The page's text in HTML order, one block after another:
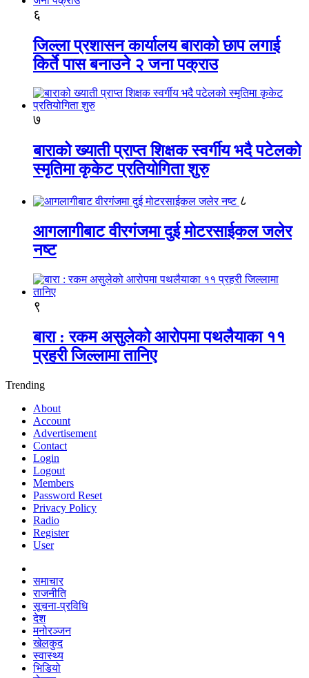
६
जिल्ला प्रशासन कार्यालय बाराको छाप लगाई
किर्ते पास बनाउने २ जना पक्राउ
७
बाराको ख्याती प्राप्त शिक्षक स्वर्गीय भदै पटेलको
स्मृतिमा कृकेट प्रतियोगिता शुरु
८
आगलागीबाट वीरगंजमा दुई मोटरसाईकल जलेर
नष्ट
९
बारा : रकम असुलेको आरोपमा पथलैयाका ११
प्रहरी जिल्लामा तानिए
Trending
About
Account
Advertisement
Contact
Login
Logout
Members
Password Reset
Privacy Policy
Radio
Register
User
समाचार
राजनीति
सूचना-प्रविधि
देश
मनोरञ्जन
खेलकुद
स्वास्थ्य
भिडियो